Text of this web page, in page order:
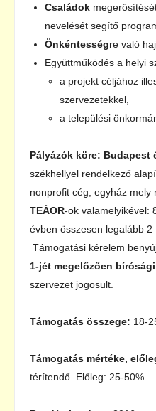
Családok
nevelését segítő
Önkéntességre való
Együttműködés a helyi
a projekt céljához
szervezetekkel,
a települési
Pályázók köre: Budapest
székhellyel rendelkező
nonprofit cég, egyház mely
TEÁOR-ok valamelyikével:
évben összesen legalább 2
Támogatási kérelem
1-jét megelőzően
szervezet jogosult.
Támogatás összege: 18-
Támogatás mértéke,
térítendő. Előleg: 25-50%